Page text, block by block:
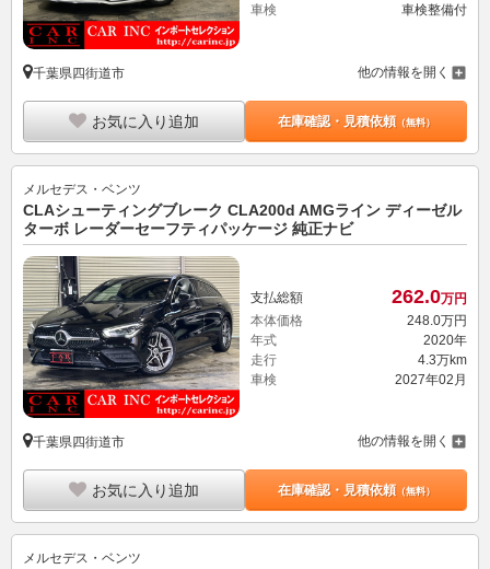
車検
車検整備付
千葉県四街道市 他の情報を開く
お気に入り追加 在庫確認・見積依頼（無料）
メルセデス・ベンツ
CLAシューティングブレーク CLA200d AMGライン ディーゼル
ターボ レーダーセーフティパッケージ 純正ナビ
支払総額 262.0万円
本体価格
248. 0万円
年式
2020年
走行
4.3万km
車検
2027年02月
千葉県四街道市 他の情報を開く
お気に入り追加 在庫確認・見積依頼（無料）
メルセデス・ベンツ